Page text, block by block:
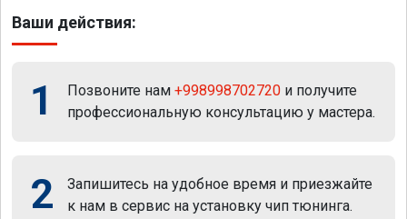
Ваши действия:
1 Позвоните нам +998998702720 и получите
профессиональную консультацию у мастера.
2
Запишитесь на удобное время и приезжайте
к нам в сервис на установку чип тюнинга.